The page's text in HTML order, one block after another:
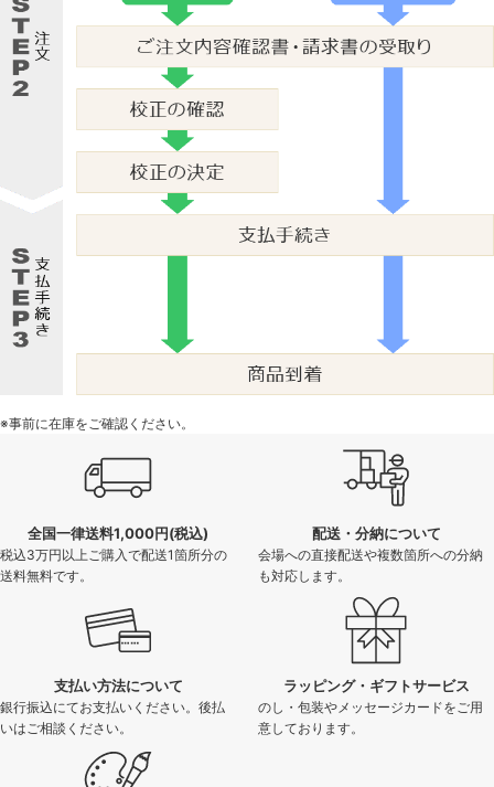
※事前に在庫をご確認ください。
全国一律送料1,000円(税込)
税込3万円以上ご購入で配送1箇所分の
送料無料です。
配送・分納について
会場への直接配送や複数箇所への分納
も対応します。
支払い方法について
銀行振込にてお支払いください。後払
いはご相談ください。
ラッピング・ギフトサービス
のし・包装やメッセージカードをご用
意しております。